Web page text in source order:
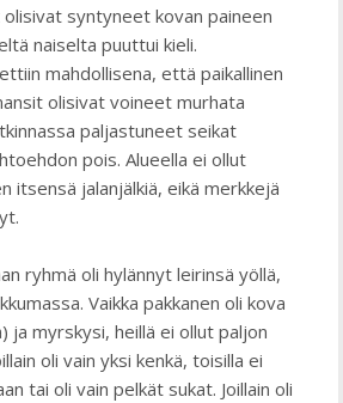
syntyneet kovan paineen
naiselta puuttui kieli.
mahdollisena, että paikallinen
olisivat voineet murhata
paljastuneet seikat
pois. Alueella ei ollut
itsensä jalanjälkiä, eikä merkkejä
ryhmä oli hylännyt leirinsä yöllä,
Vaikka pakkanen oli kova
ja myrskysi, heillä ei ollut paljon
oli vain yksi kenkä, toisilla ei
tai oli vain pelkät sukat. Joillain oli